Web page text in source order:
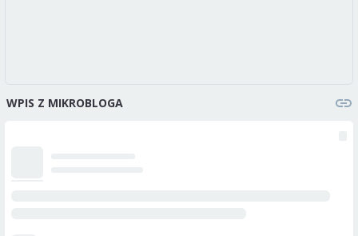
WPIS Z MIKROBLOGA